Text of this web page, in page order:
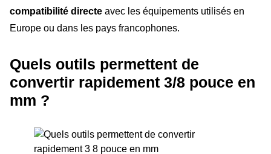
compatibilité directe avec les équipements utilisés en
Europe ou dans les pays francophones.
Quels outils permettent de
convertir rapidement 3/8 pouce en
mm ?